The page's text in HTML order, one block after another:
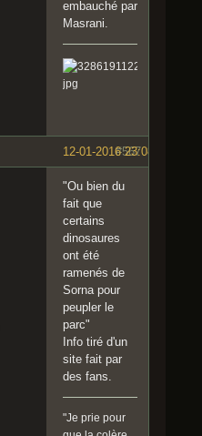
embauché par
Masrani.
#567
12-01-2016 23:08:57
"Ou bien du
fait que
certains
dinosaures
ont été
ramenés de
Sorna pour
peupler le
parc"
Info tiré d'un
site fait par
des fans.
"Je prie pour